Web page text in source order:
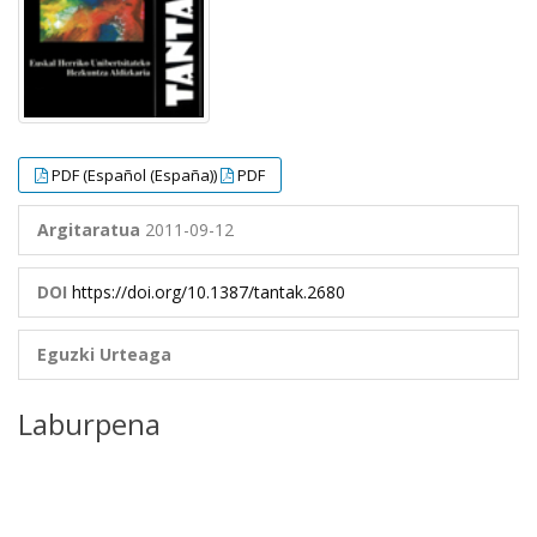
PDF (Español (España)) PDF
Argitaratua 2011-09-12
DOI https://doi.org/10.1387/tantak.2680
Eguzki Urteaga
Laburpena